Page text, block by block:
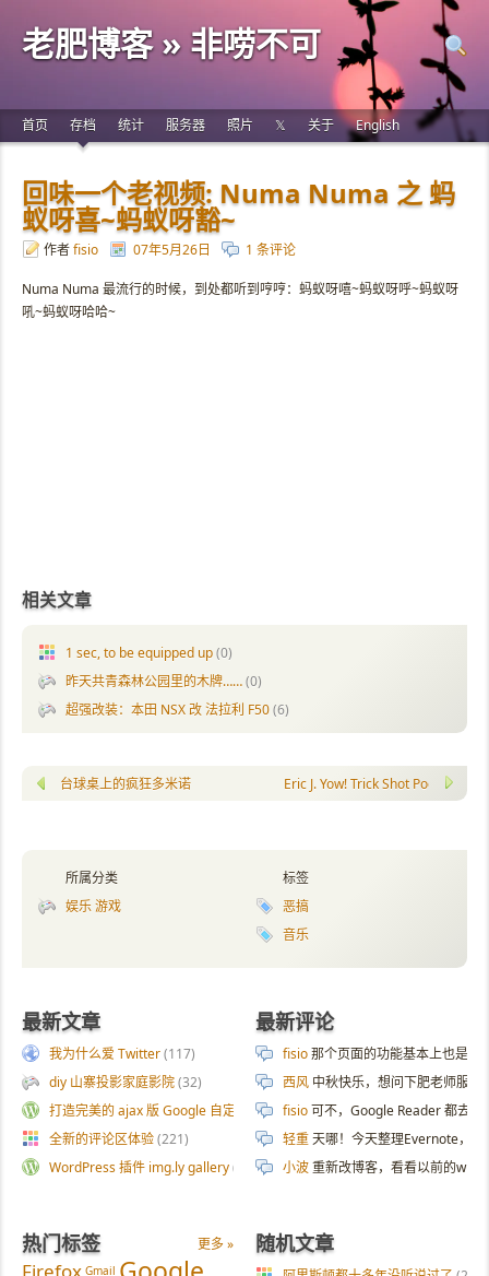
老肥博客 » 非唠不可
首页 存档 统计 服务器 照片 𝕏 关于 English
回味一个老视频: Numa Numa 之 蚂
蚁呀喜~蚂蚁呀豁~
作者fisio 07年5月26日 1 条评论
Numa Numa 最流行的时候，到处都听到哼哼：蚂蚁呀嘻~蚂蚁呀呼~蚂蚁呀
吼~蚂蚁呀哈哈~
相关文章
1 sec, to be equipped up(0)
昨天共青森林公园里的木牌……(0)
超强改装：本田 NSX 改 法拉利 F50(6)
台球桌上的疯狂多米诺 Eric J. Yow! Trick Shot Pool
标签
恶搞
音乐
所属分类
娱乐 游戏
最新文章
我为什么爱 Twitter(117)
diy 山寨投影家庭影院(32)
打造完美的 ajax 版 Google 自定义搜索 (187)
全新的评论区体验(221)
WordPress 插件 img.ly gallery(54)
更多 »
热门标签
Gmail
最新评论
fisio那个页面的功能基本上也是
西风 中秋快乐，想问下肥老师服
fisio可不，Google Reader 都去
轻重天哪！今天整理Evernote，
小波重新改博客，看看以前的wp
随机文章